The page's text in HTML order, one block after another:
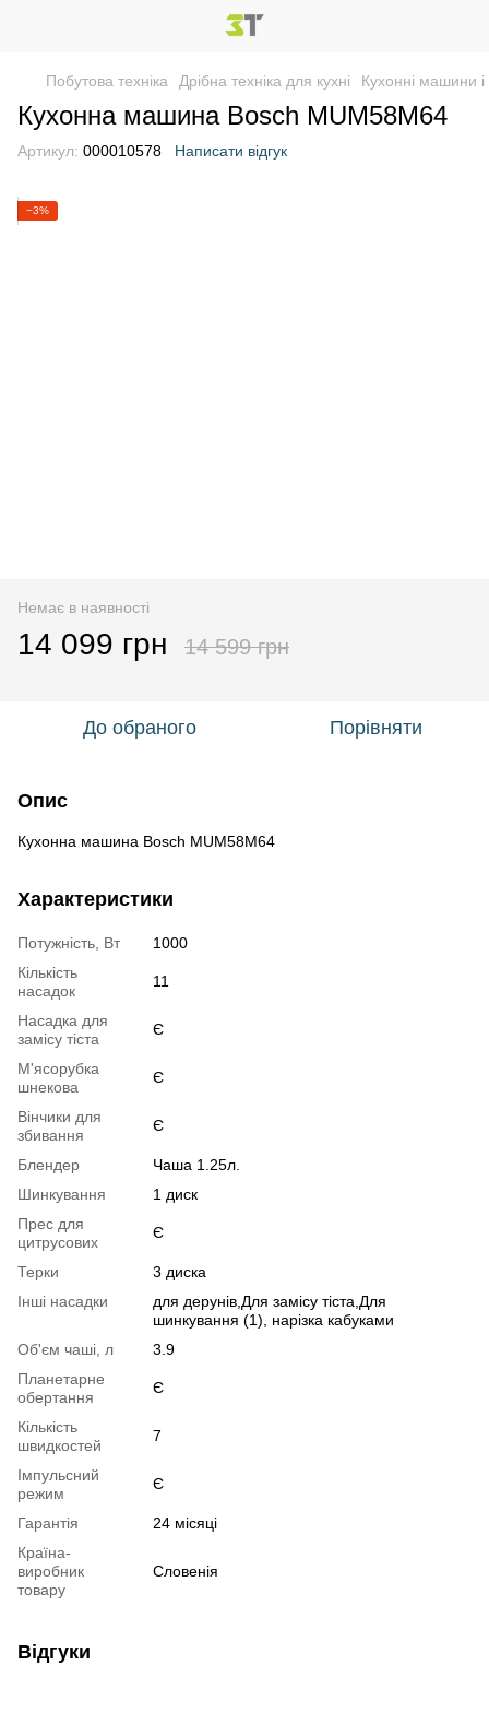
Побутова техніка Дрібна техніка для кухні Кухонні машини
Кухонна машина Bosch MUM58M64
Артикул: 000010578 Написати відгук
−3%
Немає в наявності
14 099 грн 14 599 грн
До обраного Порівняти
Опис
Кухонна машина Bosch MUM58M64
Характеристики
Потужність, Вт
1000
Кількість
насадок
11
Насадка для
замісу тіста
Є
М'ясорубка
шнекова
Є
Вінчики для
збивання
Є
Блендер
Чаша 1.25л.
Шинкування
1 диск
Прес для
цитрусових
Є
Терки
3 диска
Інші насадки
для дерунів,Для замісу тіста,Для
шинкування (1), нарізка кабуками
Об'єм чаші, л
3.9
Планетарне
обертання
Є
Кількість
швидкостей
7
Імпульсний
режим
Є
Гарантія
24 місяці
Країна-
виробник
товару
Словенія
Відгуки